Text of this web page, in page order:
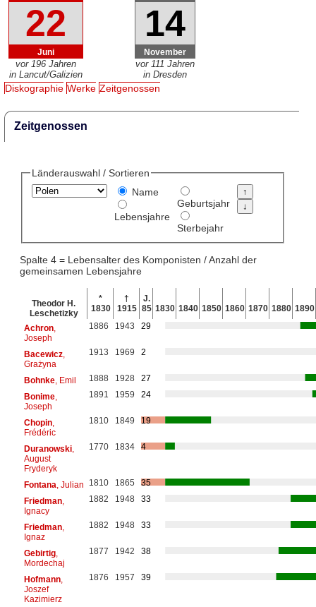
22
Juni
vor 196 Jahren
in Lancut/Galizien
14
November
vor 111 Jahren
in Dresden
Diskographie Werke Zeitgenossen
Zeitgenossen
Länderauswahl / Sortieren
Name
Lebensjahre
Geburtsjahr
Sterbejahr
Spalte 4 = Lebensalter des Komponisten / Anzahl der
gemeinsamen Lebensjahre
Theodor H.
Leschetizky
*
1830
†
1915
J.
85 1830 1840 1850 1860 1870 1880 1890
Achron,
Joseph
1886 1943 29
Bacewicz,
Grażyna
1913 1969 2
Bohnke, Emil 1888 1928
27
Bonime,
Joseph
1891 1959 24
Chopin,
Frédéric
1810 1849 19
Duranowski,
August
Fryderyk
1770 1834 4
Fontana , Julian 1810 1865
35
Friedman,
Ignacy
1882 1948 33
Friedman,
Ignaz
1882 1948 33
Gebirtig,
Mordechaj
1877 1942 38
Hofmann,
Joszef
Kazimierz
1876 1957 39